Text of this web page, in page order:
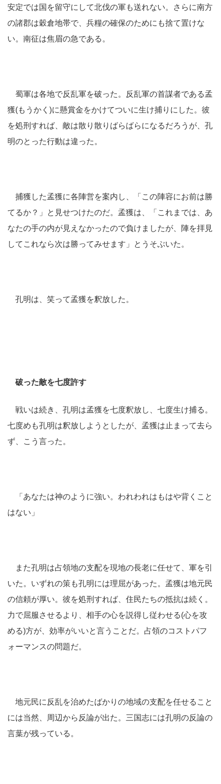
安定では国を留守にして北伐の軍も送れない。さらに南方
の諸郡は穀倉地帯で、兵糧の確保のためにも捨て置けな
い。南征は焦眉の急である。
蜀軍は各地で反乱軍を破った。反乱軍の首謀者である孟
獲(もうかく)に懸賞金をかけてついに生け捕りにした。彼
を処刑すれば、敵は散り散りばらばらになるだろうが、孔
明のとった行動は違った。
捕獲した孟獲に各陣営を案内し、「この陣容にお前は勝
てるか？」と見せつけたのだ。孟獲は、「これまでは、あ
なたの手の内が見えなかったので負けましたが、陣を拝見
してこれなら次は勝ってみせます」とうそぶいた。
孔明は、笑って孟獲を釈放した。
破った敵を七度許す
戦いは続き、孔明は孟獲を七度釈放し、七度生け捕る。
七度めも孔明は釈放しようとしたが、孟獲は止まって去ら
ず、こう言った。
「あなたは神のように強い。われわれはもはや背くこと
はない」
また孔明は占領地の支配を現地の長老に任せて、軍を引
いた。いずれの策も孔明には理屈があった。孟獲は地元民
の信頼が厚い。彼を処刑すれば、住民たちの抵抗は続く。
力で屈服させるより、相手の心を説得し従わせる(心を攻
める)方が、効率がいいと言うことだ。占領のコストパフ
ォーマンスの問題だ。
地元民に反乱を治めたばかりの地域の支配を任せること
には当然、周辺から反論が出た。三国志には孔明の反論の
言葉が残っている。